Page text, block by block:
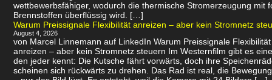
wettbewerbsfähiger, wodurch die thermische Stromerzeugung mit
Brennstoffen überflüssig wird. […]
Warum Preissignale Flexibilität anreizen – aber kein Stromnetz
August 4, 2026
von Marcel Linnemann auf LinkedIn Warum Preissignale Flexibilität
anreizen – aber kein Stromnetz steuern Im Westernfilm gibt es
den jeder kennt: Die Kutsche fährt vorwärts, doch ihre
scheinen sich rückwärts zu drehen. Das Rad ist real, die